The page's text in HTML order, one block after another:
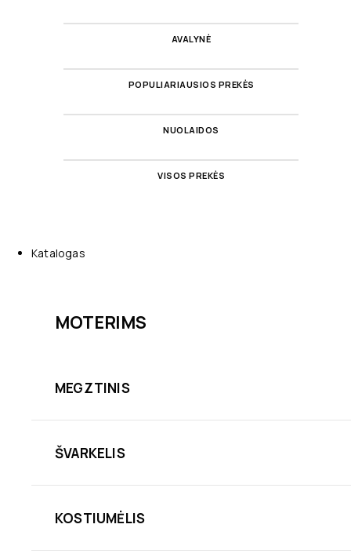
AVALYNĖ
POPULIARIAUSIOS PREKĖS
NUOLAIDOS
VISOS PREKĖS
Katalogas
MOTERIMS
MEGZTINIS
ŠVARKELIS
KOSTIUMĖLIS